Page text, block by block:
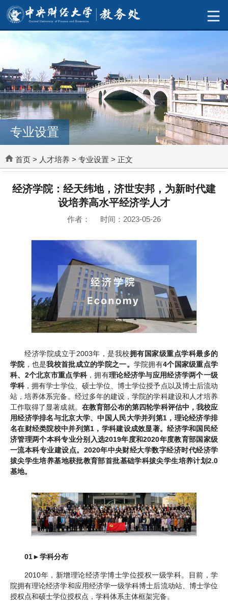
专业设置
首页 > 人才培养 > 专业设置 > 正文
经济学院：经天纬地，济世安邦，为新时代建
设培养高水平经济学人才
作者： 时间：2023-05-26
经济学院成立于2003年，是我校拥有国家级重点学科最多的
学院 ，也是我校首批成立的学院之一。 学院拥有4个国家级重点学
科、2个北京市重点学科 ，拥有理论经济学与应用经济学两个一级
学科 ，拥有学士学位、硕士学位、博士学位授予点以及博士后流动
站，培养体系完备。经过多年的建设，学院的学科建设和人才培养
工作取得了显著成就。 在教育部公布的第四轮学科评估中，我校应
用经济学排名与北京大学、中国人民大学并列第1，理论经济学排
名在财经类院校中并列第1，学科建设成效显著。经济学和国民经
济管理两个本科专业分别入选2019年度和2020年度教育部国家级
一流本科专业建设点。2020年中央财经大学数字经济时代经济学
拔尖学生培养基地获批教育部首批基础学科拔尖学生培养计划2.0
基地。
01►学科分布
2010年，新增理论经济学博士学位授权一级学科。目前，学
院拥有理论经济学和应用经济学一级学科博士后流动站、博士学位
授权点和硕士学位授权点，学科体系主体框架完备。